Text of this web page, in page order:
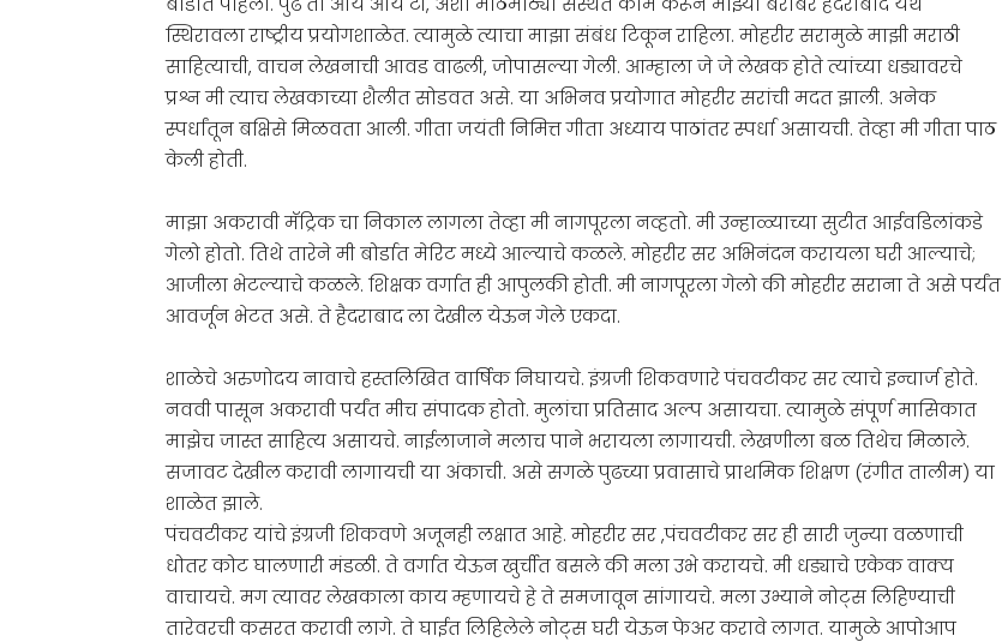
स्थिरावला राष्ट्रीय प्रयोगशाळेत. त्यामुळे त्याचा माझा संबंध टिकून राहिला. मोहरीर सरामुळे माझी मराठी
साहित्याची, वाचन लेखनाची आवड वाढली, जोपासल्या गेली. आम्हाला जे जे लेखक होते त्यांच्या धड्यावरचे
प्रश्न मी त्याच लेखकाच्या शैलीत सोडवत असे. या अभिनव प्रयोगात मोहरीर सरांची मदत झाली. अनेक
स्पर्धांतून बक्षिसे मिळवता आली. गीता जयंती निमित्त गीता अध्याय पाठांतर स्पर्धा असायची. तेव्हा मी गीता पाठ
केली होती.
माझा अकरावी मॅट्रिक चा निकाल लागला तेव्हा मी नागपूरला नव्हतो. मी उन्हाळ्याच्या सुटीत आईवडिलांकडे
गेलो होतो. तिथे तारेने मी बोर्डात मेरिट मध्ये आल्याचे कळले. मोहरीर सर अभिनंदन करायला घरी आल्याचे;
आजीला भेटल्याचे कळले. शिक्षक वर्गात ही आपुलकी होती. मी नागपूरला गेलो की मोहरीर सराना ते असे पर्यंत
आवर्जून भेटत असे. ते हैदराबाद ला देखील येऊन गेले एकदा.
शाळेचे अरुणोदय नावाचे हस्तलिखित वार्षिक निघायचे. इंग्रजी शिकवणारे पंचवटीकर सर त्याचे इन्चार्ज होते.
नववी पासून अकरावी पर्यंत मीच संपादक होतो. मुलांचा प्रतिसाद अल्प असायचा. त्यामुळे संपूर्ण मासिकात
माझेच जास्त साहित्य असायचे. नाईलाजाने मलाच पाने भरायला लागायची. लेखणीला बळ तिथेच मिळाले.
सजावट देखील करावी लागायची या अंकाची. असे सगळे पुढच्या प्रवासाचे प्राथमिक शिक्षण (रंगीत तालीम) या
शाळेत झाले.
पंचवटीकर यांचे इंग्रजी शिकवणे अजूनही लक्षात आहे. मोहरीर सर ,पंचवटीकर सर ही सारी जुन्या वळणाची
धोतर कोट घालणारी मंडळी. ते वर्गात येऊन खुर्चीत बसले की मला उभे करायचे. मी धड्याचे एकेक वाक्य
वाचायचे. मग त्यावर लेखकाला काय म्हणायचे हे ते समजावून सांगायचे. मला उभ्याने नोट्स लिहिण्याची
तारेवरची कसरत करावी लागे. ते घाईत लिहिलेले नोट्स घरी येऊन फेअर करावे लागत. यामुळे आपोआप